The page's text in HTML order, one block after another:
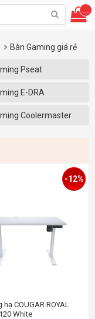
...
Bàn Gaming giá rẻ
Pseat
E-DRA
Coolermaster
COUGAR ROYAL
White
-12%